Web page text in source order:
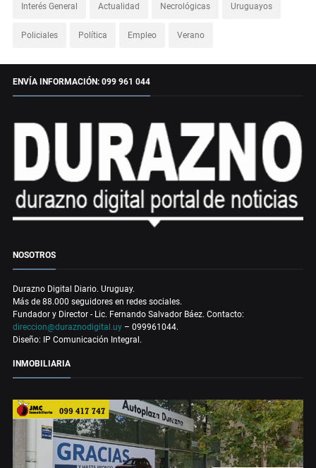
Interés General Actualidad Necrológicas Uruguayos
Policiales Política Empleo Verano
ENVÍA INFORMACIÓN: 099 961 044
NOSOTROS
Durazno Digital Diario. Uruguay.
Más de 88.000 seguidores en redes sociales.
Fundador y Director - Lic. Fernando Salvador Báez. Contacto:
direccion@duraznodigital.uy – 099961044.
Diseño: IP Comunicación Integral.
INMOBILIARIA